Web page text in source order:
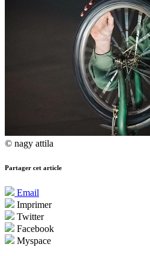
© nagy attila
Partager cet article
Email
Imprimer
Twitter
Facebook
Myspace